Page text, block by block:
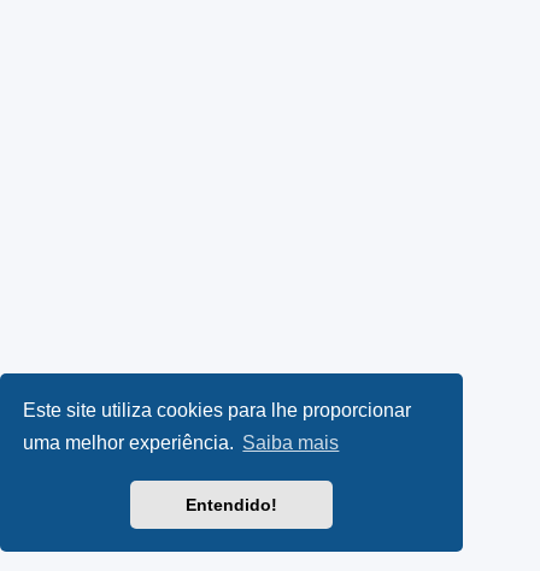
Este site utiliza cookies para lhe proporcionar
uma melhor experiência. Saiba mais
Entendido!